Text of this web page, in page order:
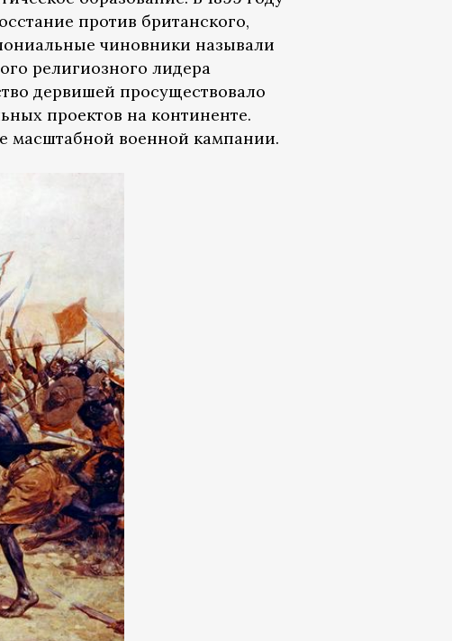
против британского,
чиновники называли
религиозного лидера
дервишей просуществовало
проектов на континенте.
масштабной военной кампании.